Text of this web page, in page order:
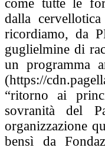
come tutte le
dalla
ricordiamo, da
guglielmine di
un programma
(https://
“ritorno ai
sovranità del
organizzazione
bensì da